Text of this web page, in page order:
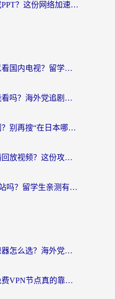
海外玩第九大陆卡成PPT？这份网络加速指南帮你丝滑上分
海外用什么软件可以看国内电视？留学生亲测有效的追剧自由指南
优酷缓存视频国外能看吗？海外党追剧看片的终极解决方案来了
国外如何看优酷限制？别再搜“在日本哪个软件可以看中国电视剧”，这篇教你搞定
海外如何看映客直播回放视频？这份攻略帮你搞定（附腾讯优酷观看技巧）
海外可以看cctv的网站吗？留学生亲测有效的回国追剧方案
国外翻回国内的加速器怎么选？海外党亲测实用指南，告别地域限制
海外党避坑指南：免费VPN节点真的靠谱吗？教你选对回国加速器无缝访问国内资源